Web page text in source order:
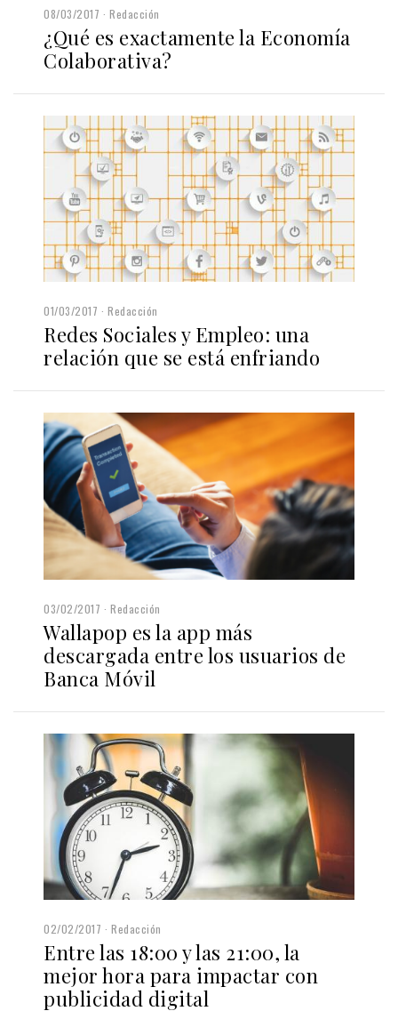
08/03/2017 Redacción
¿Qué es exactamente la Economía
Colaborativa?
01/03/2017 Redacción
Redes Sociales y Empleo: una
relación que se está enfriando
03/02/2017 Redacción
Wallapop es la app más
descargada entre los usuarios de
Banca Móvil
02/02/2017 Redacción
Entre las 18:00 y las 21:00, la
mejor hora para impactar con
publicidad digital